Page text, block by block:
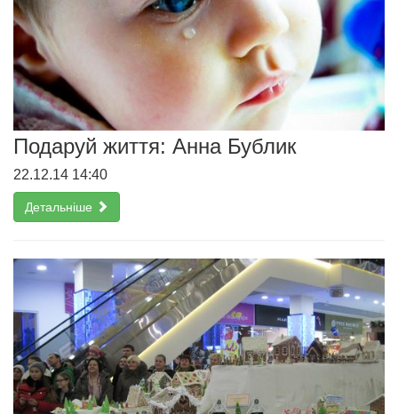
Подаруй життя: Анна Бублик
22.12.14 14:40
Детальніше